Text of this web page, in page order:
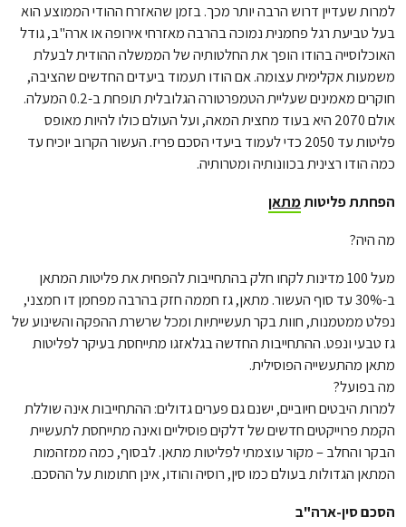
למרות שעדיין דרוש הרבה יותר מכך. בזמן שהאזרח ההודי הממוצע הוא
בעל טביעת רגל פחמנית נמוכה בהרבה מאזרחי אירופה או ארה"ב, גודל
האוכלוסייה בהודו הופך את החלטותיה של הממשלה ההודית לבעלת
משמעות אקלימית עצומה. אם הודו תעמוד ביעדים החדשים שהציבה,
חוקרים מאמינים שעליית הטמפרטורה הגלובלית תופחת ב-0.2 המעלה.
אולם 2070 היא בעוד מחצית המאה, ועל העולם כולו להיות מאופס
פליטות עד 2050 כדי לעמוד ביעדי הסכם פריז. העשור הקרוב יוכיח עד
כמה הודו רצינית בכוונותיה ומטרותיה.
הפחתת פליטותמתאן
מה היה?
מעל 100 מדינות לקחו חלק בהתחייבות להפחית את פליטות המתאן
ב-30% עד סוף העשור. מתאן, גז חממה חזק בהרבה מפחמן דו חמצני,
נפלט ממטמנות, חוות בקר תעשייתיות ומכל שרשרת ההפקה והשינוע של
גז טבעי ונפט. ההתחייבות החדשה בגלאזגו מתייחסת בעיקר לפליטות
מתאן מהתעשייה הפוסילית.
מה בפועל?
למרות היבטים חיוביים, ישנם גם פערים גדולים: ההתחייבות אינה שוללת
הקמת פרוייקטים חדשים של דלקים פוסיליים ואינה מתייחסת לתעשיית
הבקר והחלב – מקור עוצמתי לפליטות מתאן. לבסוף, כמה ממזהמות
המתאן הגדולות בעולם כמו סין, רוסיה והודו, אינן חתומות על ההסכם.
הסכם סין-ארה"ב